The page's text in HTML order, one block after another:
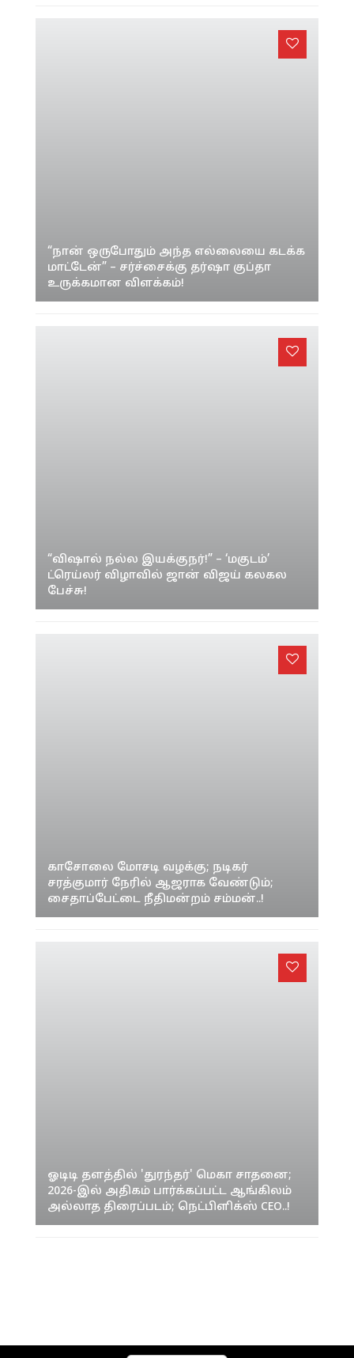
“நான் ஒருபோதும் அந்த எல்லையை கடக்க
மாட்டேன்” – சர்ச்சைக்கு தர்ஷா குப்தா
உருக்கமான விளக்கம்!
“விஷால் நல்ல இயக்குநர்!” – ‘மகுடம்’
ட்ரெய்லர் விழாவில் ஜான் விஜய் கலகல
பேச்சு!
காசோலை மோசடி வழக்கு; நடிகர்
சரத்குமார் நேரில் ஆஜராக வேண்டும்;
சைதாப்பேட்டை நீதிமன்றம் சம்மன்..!
ஓடிடி தளத்தில் 'துரந்தர்' மெகா சாதனை;
2026-இல் அதிகம் பார்க்கப்பட்ட ஆங்கிலம்
அல்லாத திரைப்படம்; நெட்பிளிக்ஸ் CEO..!